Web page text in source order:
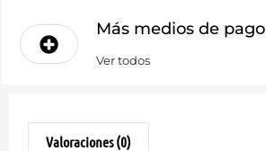
Más medios de pago
Ver todos
Valoraciones (0)